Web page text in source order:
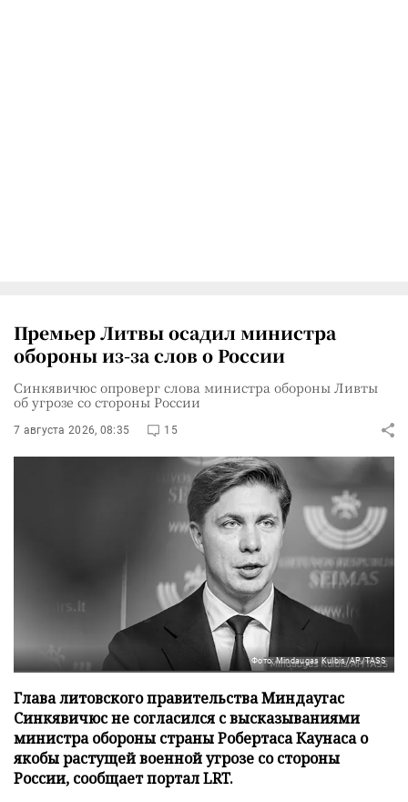
Премьер Литвы осадил министра
обороны из-за слов о России
Синкявичюс опроверг слова министра обороны Ливты
об угрозе со стороны России
7 августа 2026, 08:35 15
Фото: Mindaugas Kulbis/AP/TASS
Глава литовского правительства Миндаугас
Синкявичюс не согласился с высказываниями
министра обороны страны Робертаса Каунаса о
якобы растущей военной угрозе со стороны
России, сообщает портал LRT.